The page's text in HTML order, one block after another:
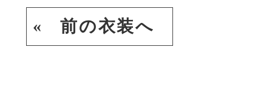
« 前の衣装へ